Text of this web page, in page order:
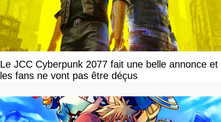
Le JCC Cyberpunk 2077 fait une belle annonce et
les fans ne vont pas être déçus